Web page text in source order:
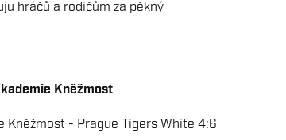
hráčů a rodičům za pěkný
Kněžmost
Kněžmost - Prague Tigers White 4:6